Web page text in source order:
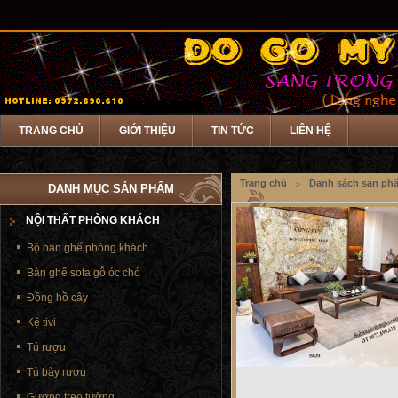
TRANG CHỦ GIỚI THIỆU TIN TỨC LIÊN HỆ
Trang chủ Danh sách sản
DANH MỤC SẢN PHẨM
NỘI THẤT PHÒNG KHÁCH
Bộ bàn ghế phòng khách
Bàn ghế sofa gỗ óc chó
Đồng hồ cây
Kệ tivi
Tủ rượu
Tủ bày rượu